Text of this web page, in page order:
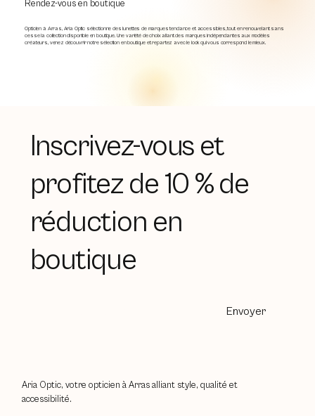
Rendez-vous en boutique
Opticien à Arras, Aria Optic sélectionne des lunettes de marques tendance et accessibles, tout en renouvelant sans
cesse la collection disponible en boutique. Une variété de choix allant des marques indépendantes aux modèles
créateurs, venez découvrir notre sélection en boutique et repartez avec le look qui vous correspond le mieux.
Inscrivez-vous et
profitez de 10 % de
réduction en
boutique
Envoyer
Aria Optic, votre opticien à Arras alliant style, qualité et
accessibilité.